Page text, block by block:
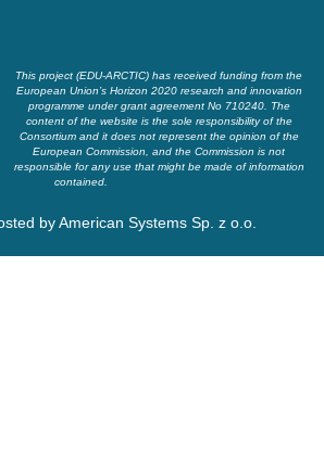
This project (EDU-ARCTIC) has received funding from the
European Union’s Horizon 2020 research and innovation
programme under grant agreement No 710240. The
content of the website is the sole responsibility of the
Consortium and it does not represent the opinion of the
European Commission, and the Commission is not
responsible for any use that might be made of information
contained.
byAmerican Systems Sp. z o.o.